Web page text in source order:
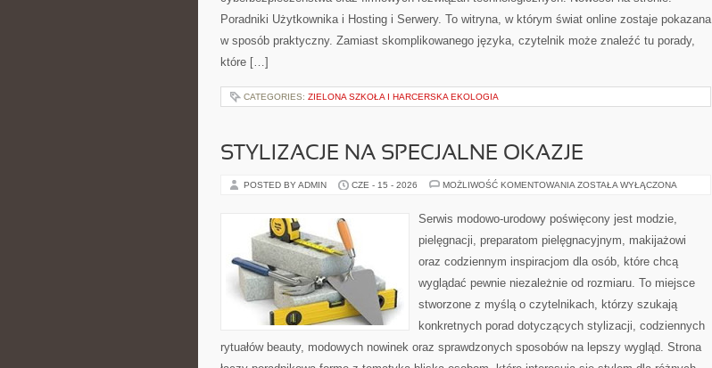
Poradniki Użytkownika i Hosting i Serwery. To witryna, w którym świat online zostaje pokazana
w sposób praktyczny. Zamiast skomplikowanego języka, czytelnik może znaleźć tu porady,
które […]
CATEGORIES: ZIELONA SZKOŁA I HARCERSKA EKOLOGIA
STYLIZACJE NA SPECJALNE OKAZJE
POSTED BY ADMIN CZE - 15 - 2026 MOŻLIWOŚĆ KOMENTOWANIA STYLIZACJE
OKAZJE
ZOSTAŁA WYŁĄCZONA
Serwis modowo-urodowy poświęcony jest modzie,
pielęgnacji, preparatom pielęgnacyjnym, makijażowi
oraz codziennym inspiracjom dla osób, które chcą
wyglądać pewnie niezależnie od rozmiaru. To miejsce
stworzone z myślą o czytelnikach, którzy szukają
konkretnych porad dotyczących stylizacji, codziennych
rytuałów beauty, modowych nowinek oraz sprawdzonych sposobów na lepszy wygląd. Strona